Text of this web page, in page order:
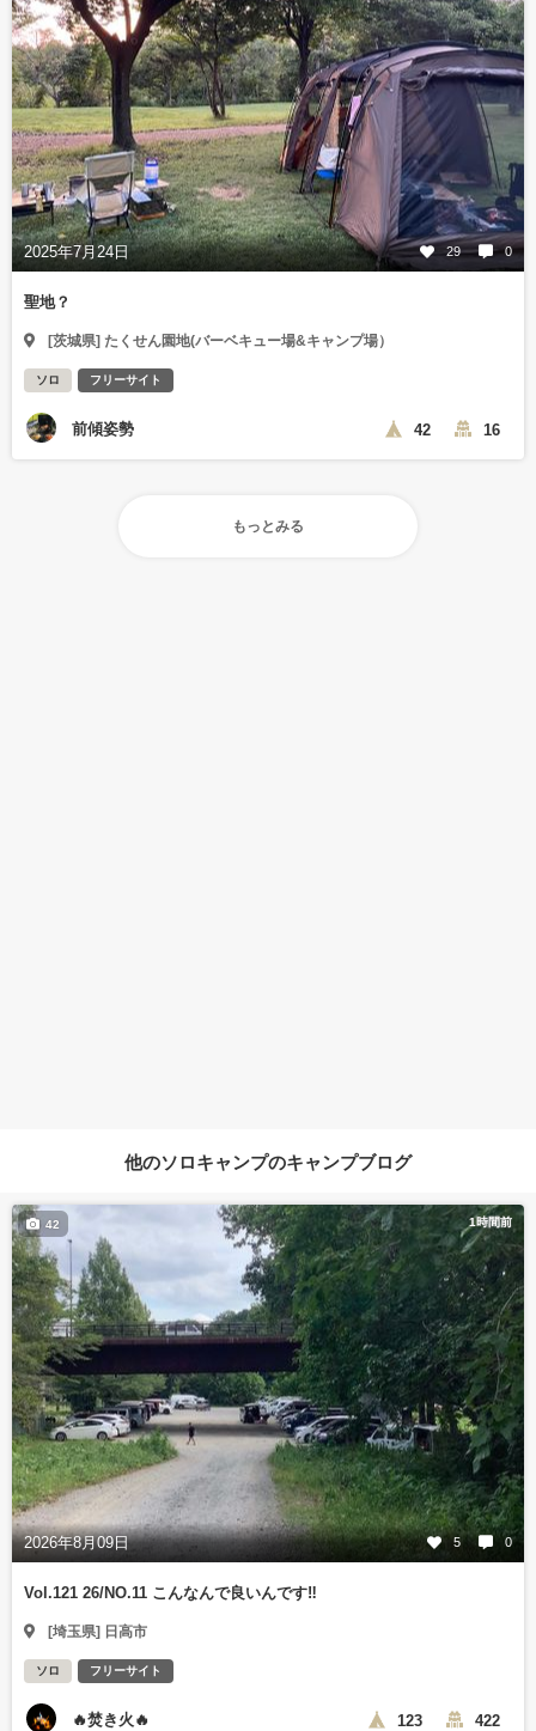
2025年7月24日 29 0
聖地？
[茨城県] たくせん園地(バーベキュー場&キャンプ場）
ソロ フリーサイト
前傾姿勢 42 16
もっとみる
他のソロキャンプのキャンプブログ
1時間前
2026年8月09日 5 0
42
Vol.121 26/NO.11 こんなんで良いんです‼️
[埼玉県] 日高市
ソロ フリーサイト
🔥焚き火🔥 123 422